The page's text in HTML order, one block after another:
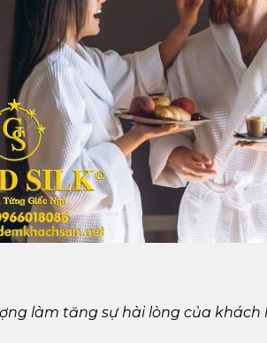
làm tăng sự hài lòng của khách